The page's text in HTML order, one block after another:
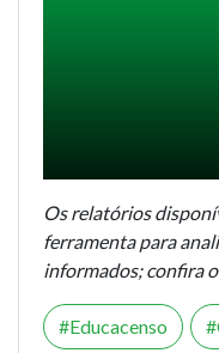
Os relatórios
ferramenta para
informados; confira o
Educacenso